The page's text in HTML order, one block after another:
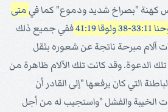
كهنة "بصراخ شديد ودموع" كما في متى
38 ولوقا 41:19
ففي جميع ذلك
آلام مبرحة ناتجة عن شعوره بثقل
تلك الدعوة. وقد كانت تلك الآلام ظاهرة من
التي كان يرفعها "إلى القادر أن
والفشل "واستجيب له من أجل